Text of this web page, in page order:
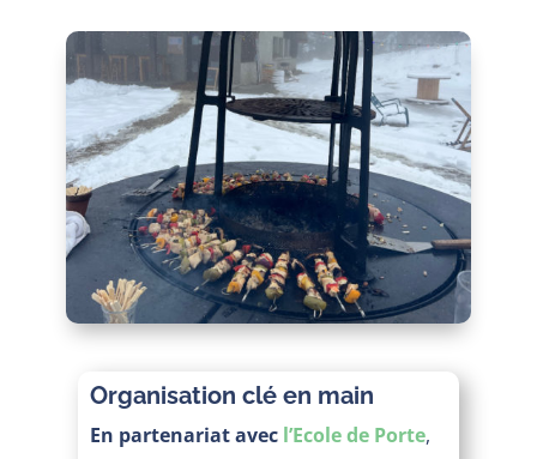
Organisation clé en main
En partenariat avec l’Ecole de Porte,